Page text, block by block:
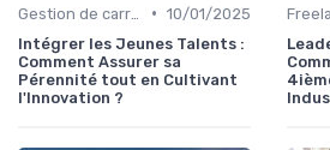
• 10/01/2025
Intégrer les Jeunes Talents :
Comment Assurer sa
Pérennité tout en Cultivant
l'Innovation ?